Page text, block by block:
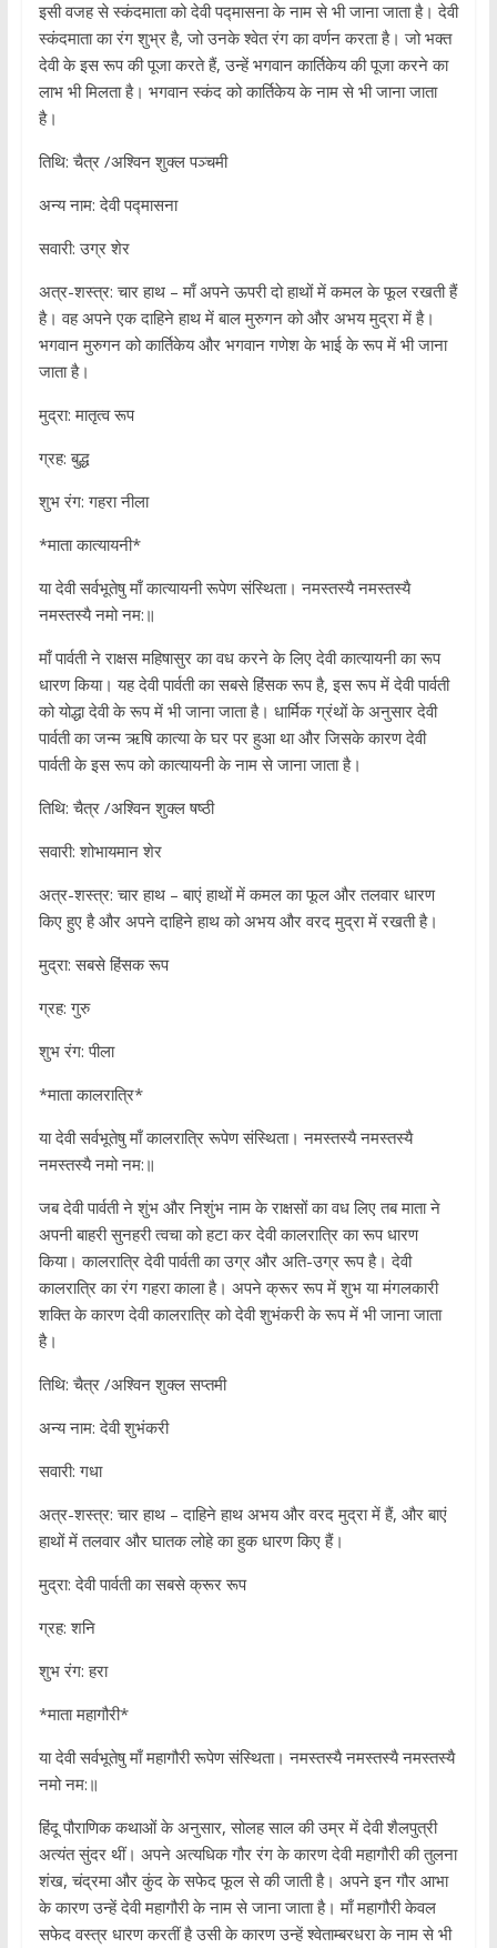
इसी वजह से स्कंदमाता को देवी पद्मासना के नाम से भी जाना जाता है। देवी
स्कंदमाता का रंग शुभ्र है, जो उनके श्वेत रंग का वर्णन करता है। जो भक्त
देवी के इस रूप की पूजा करते हैं, उन्हें भगवान कार्तिकेय की पूजा करने का
लाभ भी मिलता है। भगवान स्कंद को कार्तिकेय के नाम से भी जाना जाता
है।
तिथि: चैत्र /अश्विन शुक्ल पञ्चमी
अन्य नाम: देवी पद्मासना
सवारी: उग्र शेर
अत्र-शस्त्र: चार हाथ – माँ अपने ऊपरी दो हाथों में कमल के फूल रखती हैं
है। वह अपने एक दाहिने हाथ में बाल मुरुगन को और अभय मुद्रा में है।
भगवान मुरुगन को कार्तिकेय और भगवान गणेश के भाई के रूप में भी जाना
जाता है।
मुद्रा: मातृत्व रूप
ग्रह: बुद्ध
शुभ रंग: गहरा नीला
*माता कात्यायनी*
या देवी सर्वभूतेषु माँ कात्यायनी रूपेण संस्थिता। नमस्तस्यै नमस्तस्यै
नमस्तस्यै नमो नम:॥
माँ पार्वती ने राक्षस महिषासुर का वध करने के लिए देवी कात्यायनी का रूप
धारण किया। यह देवी पार्वती का सबसे हिंसक रूप है, इस रूप में देवी पार्वती
को योद्धा देवी के रूप में भी जाना जाता है। धार्मिक ग्रंथों के अनुसार देवी
पार्वती का जन्म ऋषि कात्या के घर पर हुआ था और जिसके कारण देवी
पार्वती के इस रूप को कात्यायनी के नाम से जाना जाता है।
तिथि: चैत्र /अश्विन शुक्ल षष्ठी
सवारी: शोभायमान शेर
अत्र-शस्त्र: चार हाथ – बाएं हाथों में कमल का फूल और तलवार धारण
किए हुए है और अपने दाहिने हाथ को अभय और वरद मुद्रा में रखती है।
मुद्रा: सबसे हिंसक रूप
ग्रह: गुरु
शुभ रंग: पीला
*माता कालरात्रि*
या देवी सर्वभूतेषु माँ कालरात्रि रूपेण संस्थिता। नमस्तस्यै नमस्तस्यै
नमस्तस्यै नमो नम:॥
जब देवी पार्वती ने शुंभ और निशुंभ नाम के राक्षसों का वध लिए तब माता ने
अपनी बाहरी सुनहरी त्वचा को हटा कर देवी कालरात्रि का रूप धारण
किया। कालरात्रि देवी पार्वती का उग्र और अति-उग्र रूप है। देवी
कालरात्रि का रंग गहरा काला है। अपने क्रूर रूप में शुभ या मंगलकारी
शक्ति के कारण देवी कालरात्रि को देवी शुभंकरी के रूप में भी जाना जाता
है।
तिथि: चैत्र /अश्विन शुक्ल सप्तमी
अन्य नाम: देवी शुभंकरी
सवारी: गधा
अत्र-शस्त्र: चार हाथ – दाहिने हाथ अभय और वरद मुद्रा में हैं, और बाएं
हाथों में तलवार और घातक लोहे का हुक धारण किए हैं।
मुद्रा: देवी पार्वती का सबसे क्रूर रूप
ग्रह: शनि
शुभ रंग: हरा
*माता महागौरी*
या देवी सर्वभूतेषु माँ महागौरी रूपेण संस्थिता। नमस्तस्यै नमस्तस्यै नमस्तस्यै
नमो नम:॥
हिंदू पौराणिक कथाओं के अनुसार, सोलह साल की उम्र में देवी शैलपुत्री
अत्यंत सुंदर थीं। अपने अत्यधिक गौर रंग के कारण देवी महागौरी की तुलना
शंख, चंद्रमा और कुंद के सफेद फूल से की जाती है। अपने इन गौर आभा
के कारण उन्हें देवी महागौरी के नाम से जाना जाता है। माँ महागौरी केवल
सफेद वस्त्र धारण करतीं है उसी के कारण उन्हें श्वेताम्बरधरा के नाम से भी